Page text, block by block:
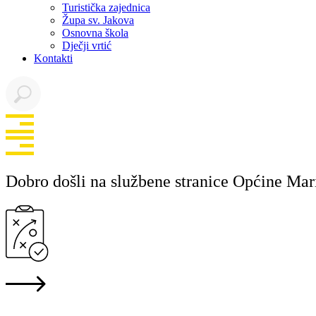
Turistička zajednica
Župa sv. Jakova
Osnovna škola
Dječji vrtić
Kontakti
Dobro došli na službene stranice Općine